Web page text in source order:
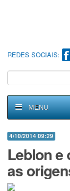
REDES SOCIAIS:
MENU
4/10/2014 09:29
Leblon e
as